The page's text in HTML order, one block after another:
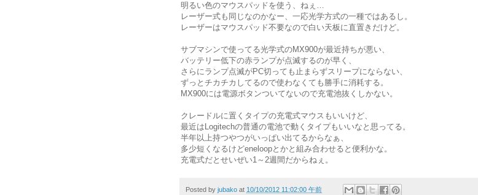
明るい色のマウスパッドを使う、ねぇ…
レーザー式も同じなのかなー、一応光学方式の一種ではあるし。
レーザーはマウスパッド不要なので白い天板に直置きだけど。
サブマシンで使ってる光学式のMX900が最近持ちが悪い、
バッテリー低下の赤ランプが点滅するのが早く、
さらにランプ点滅がPC切っても止まらずスリープにならない、
ずっとチカチカしてるので使わなくても勝手に消耗する。
MX900には電源ボタンついてないので充電池抜くしかない。
クレードルに置くタイプの充電式マウスもいいけど、
最近はLogitechの普通の電池で動くタイプもいいなと思ってる。
半年以上持つやつがいっぱい出てるからなぁ、
多少短くなるけどeneloopとかと組み合わせると便利かな。
充電式だとせいぜい1～2週間だからねぇ。
Posted by jubako at 10/10/2012 11:02:00 午前